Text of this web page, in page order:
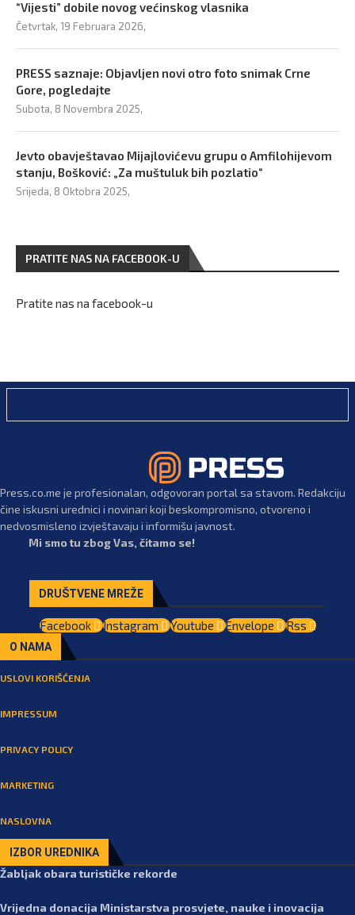
“Vijesti” dobile novog većinskog vlasnika
Četvrtak, 19 Februara 2026,
PRESS saznaje: Objavljen novi otro foto snimak Crne
Gore, pogledajte
Subota, 8 Novembra 2025,
Jevto obavještavao Mijajlovićevu grupu o Amfilohijevom
stanju, Bošković: „Za muštuluk bih pozlatio“
Srijeda, 8 Oktobra 2025,
PRATITE NAS NA FACEBOOK-U
Pratite nas na facebook-u
Press.co.me je profesionalan, odgovoran portal sa stavom. Redakciju
čine iskusni urednici i novinari koji beskompromisno, otvoreno i
nedvosmisleno izvještavaju i informišu javnost.
Mi smo tu zbog Vas, čitamo se!
DRUŠTVENE MREŽE
Facebook Instagram Youtube Envelope Rss
O NAMA
USLOVI KORIŠĆENJA
IMPRESSUM
PRIVACY POLICY
MARKETING
NASLOVNA
IZBOR UREDNIKA
Žabljak obara turističke rekorde
Vrijedna donacija Ministarstva prosvjete, nauke i inovacija